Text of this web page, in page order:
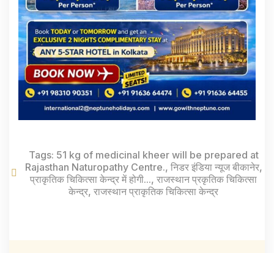
Tags: 51 kg of medicinal kheer will be prepared at
Rajasthan Naturopathy Centre., निडर इंडिया न्यूज बीकानेर,
प्राकृतिक चिकित्सा केन्द्र में होगी..., राजस्थान प्रकृतिक चिकित्सा
केन्द्र, राजस्थान प्राकृतिक चिकित्सा केन्द्र